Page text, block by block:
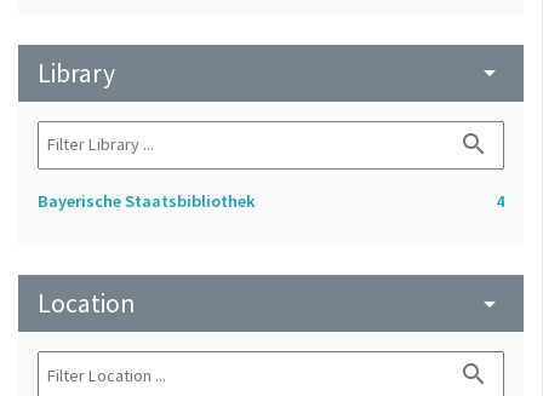
Library arrow_drop_down
search
Bayerische Staatsbibliothek 4
Location arrow_drop_down
search